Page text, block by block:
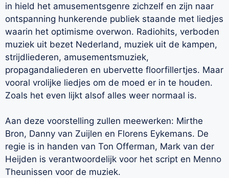
in hield het amusementsgenre zichzelf en zijn naar
ontspanning hunkerende publiek staande met liedjes
waarin het optimisme overwon. Radiohits, verboden
muziek uit bezet Nederland, muziek uit de kampen,
strijdliederen, amusementsmuziek,
propagandaliederen en ubervette floorfillertjes. Maar
vooral vrolijke liedjes om de moed er in te houden.
Zoals het even lijkt alsof alles weer normaal is.
Aan deze voorstelling zullen meewerken: Mirthe
Bron, Danny van Zuijlen en Florens Eykemans. De
regie is in handen van Ton Offerman, Mark van der
Heijden is verantwoordelijk voor het script en Menno
Theunissen voor de muziek.